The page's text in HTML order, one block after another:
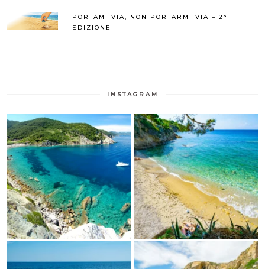
PORTAMI VIA, NON PORTARMI VIA – 2°
EDIZIONE
INSTAGRAM